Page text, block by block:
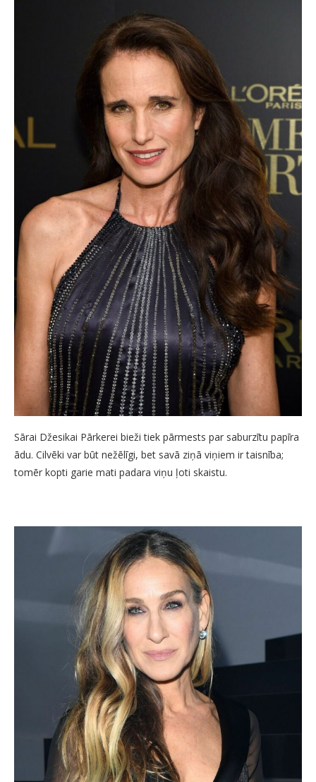
Sārai Džesikai Pārkerei bieži tiek pārmests par saburzītu papīra
ādu. Cilvēki var būt nežēlīgi, bet savā ziņā viņiem ir taisnība;
tomēr kopti garie mati padara viņu ļoti skaistu.